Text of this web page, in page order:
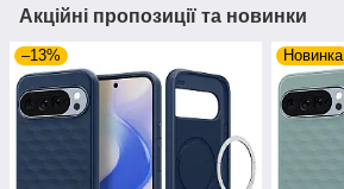
Акційні пропозиції та новинки
–13% Новинка